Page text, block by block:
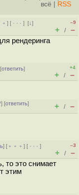
всё
RSS
] [ · · ·][↓]
–9
+ / –
рендеринга
ответить]
+4
+ / –
] [ответить]
+ / –
] [ ﹢﹢﹢] [ · · ·]
–3
+ / –
то это снимает
этим